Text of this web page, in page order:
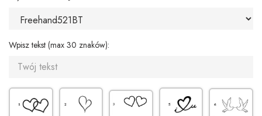
Wpisz tekst (max 30 znaków):